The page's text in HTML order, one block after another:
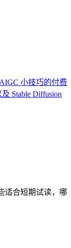
小技巧的付费
Stable Diffusion
适合短期试读，哪